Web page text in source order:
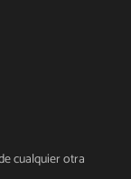
cualquier otra